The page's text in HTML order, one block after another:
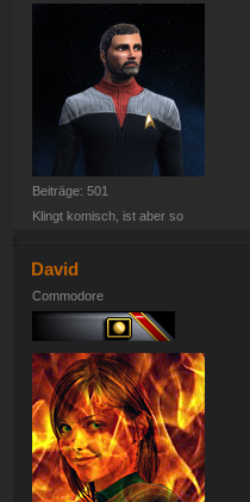
Beiträge: 501
Klingt komisch, ist aber so
David
Commodore